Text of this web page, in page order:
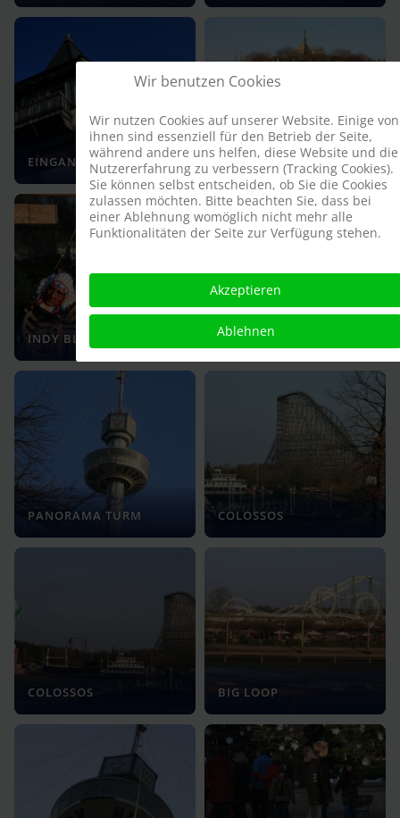
EINGANG
WIENER
PFERDEKARUSSELL
INDY BLITZ INDY BLITZ
PANORAMA TURM COLOSSOS
COLOSSOS BIG LOOP
Wir benutzen Cookies
Wir nutzen Cookies auf unserer Website. Einige von
ihnen sind essenziell für den Betrieb der Seite,
während andere uns helfen, diese Website und die
Nutzererfahrung zu verbessern (Tracking Cookies).
Sie können selbst entscheiden, ob Sie die Cookies
zulassen möchten. Bitte beachten Sie, dass bei
einer Ablehnung womöglich nicht mehr alle
Funktionalitäten der Seite zur Verfügung stehen.
Akzeptieren
Ablehnen